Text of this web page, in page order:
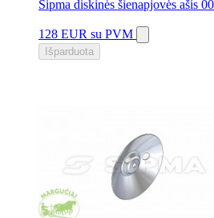
Sipma diskinės šienapjovės ašis
128 EUR su PVM
Išparduota